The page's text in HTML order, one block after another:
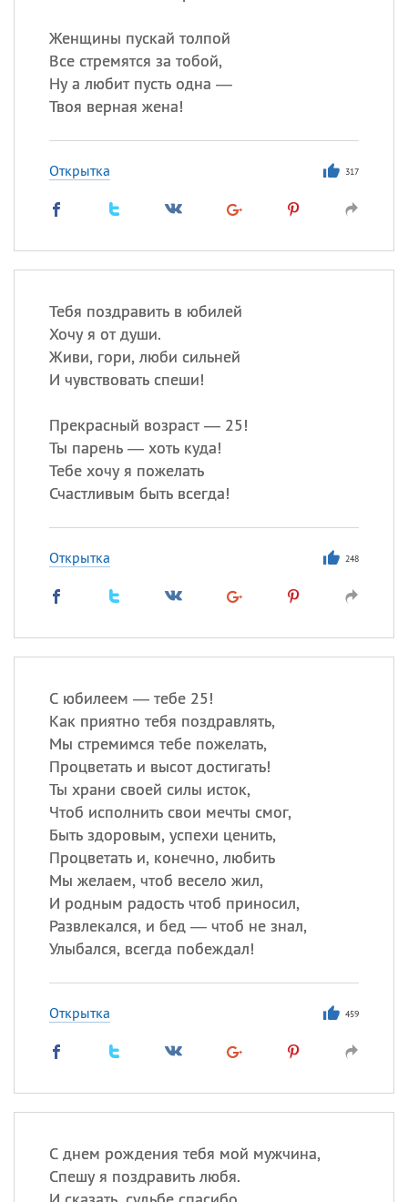
Женщины пускай толпой
Все стремятся за тобой,
Ну а любит пусть одна —
Твоя верная жена!
Открытка 317
Тебя поздравить в юбилей
Хочу я от души.
Живи, гори, люби сильней
И чувствовать спеши!
Прекрасный возраст — 25!
Ты парень — хоть куда!
Тебе хочу я пожелать
Счастливым быть всегда!
Открытка 248
С юбилеем — тебе 25!
Как приятно тебя поздравлять,
Мы стремимся тебе пожелать,
Процветать и высот достигать!
Ты храни своей силы исток,
Чтоб исполнить свои мечты смог,
Быть здоровым, успехи ценить,
Процветать и, конечно, любить
Мы желаем, чтоб весело жил,
И родным радость чтоб приносил,
Развлекался, и бед — чтоб не знал,
Улыбался, всегда побеждал!
Открытка 459
С днем рождения тебя мой мужчина,
Спешу я поздравить любя.